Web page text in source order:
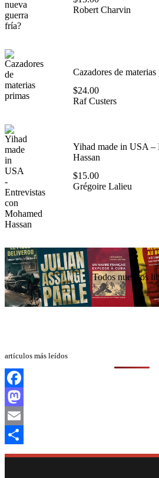
Robert Charvin
Cazadores de materias
$24.00
Raf Custers
Yihad made in USA –
Hassan
$15.00
Grégoire Lalieu
Todos nuestros
artículos más leídos
Facebook
Mastodon
Email
Compartir